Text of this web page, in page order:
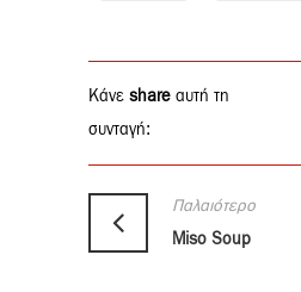
Κάνε share αυτή τη
συνταγή:
Παλαιότερο
Miso Soup